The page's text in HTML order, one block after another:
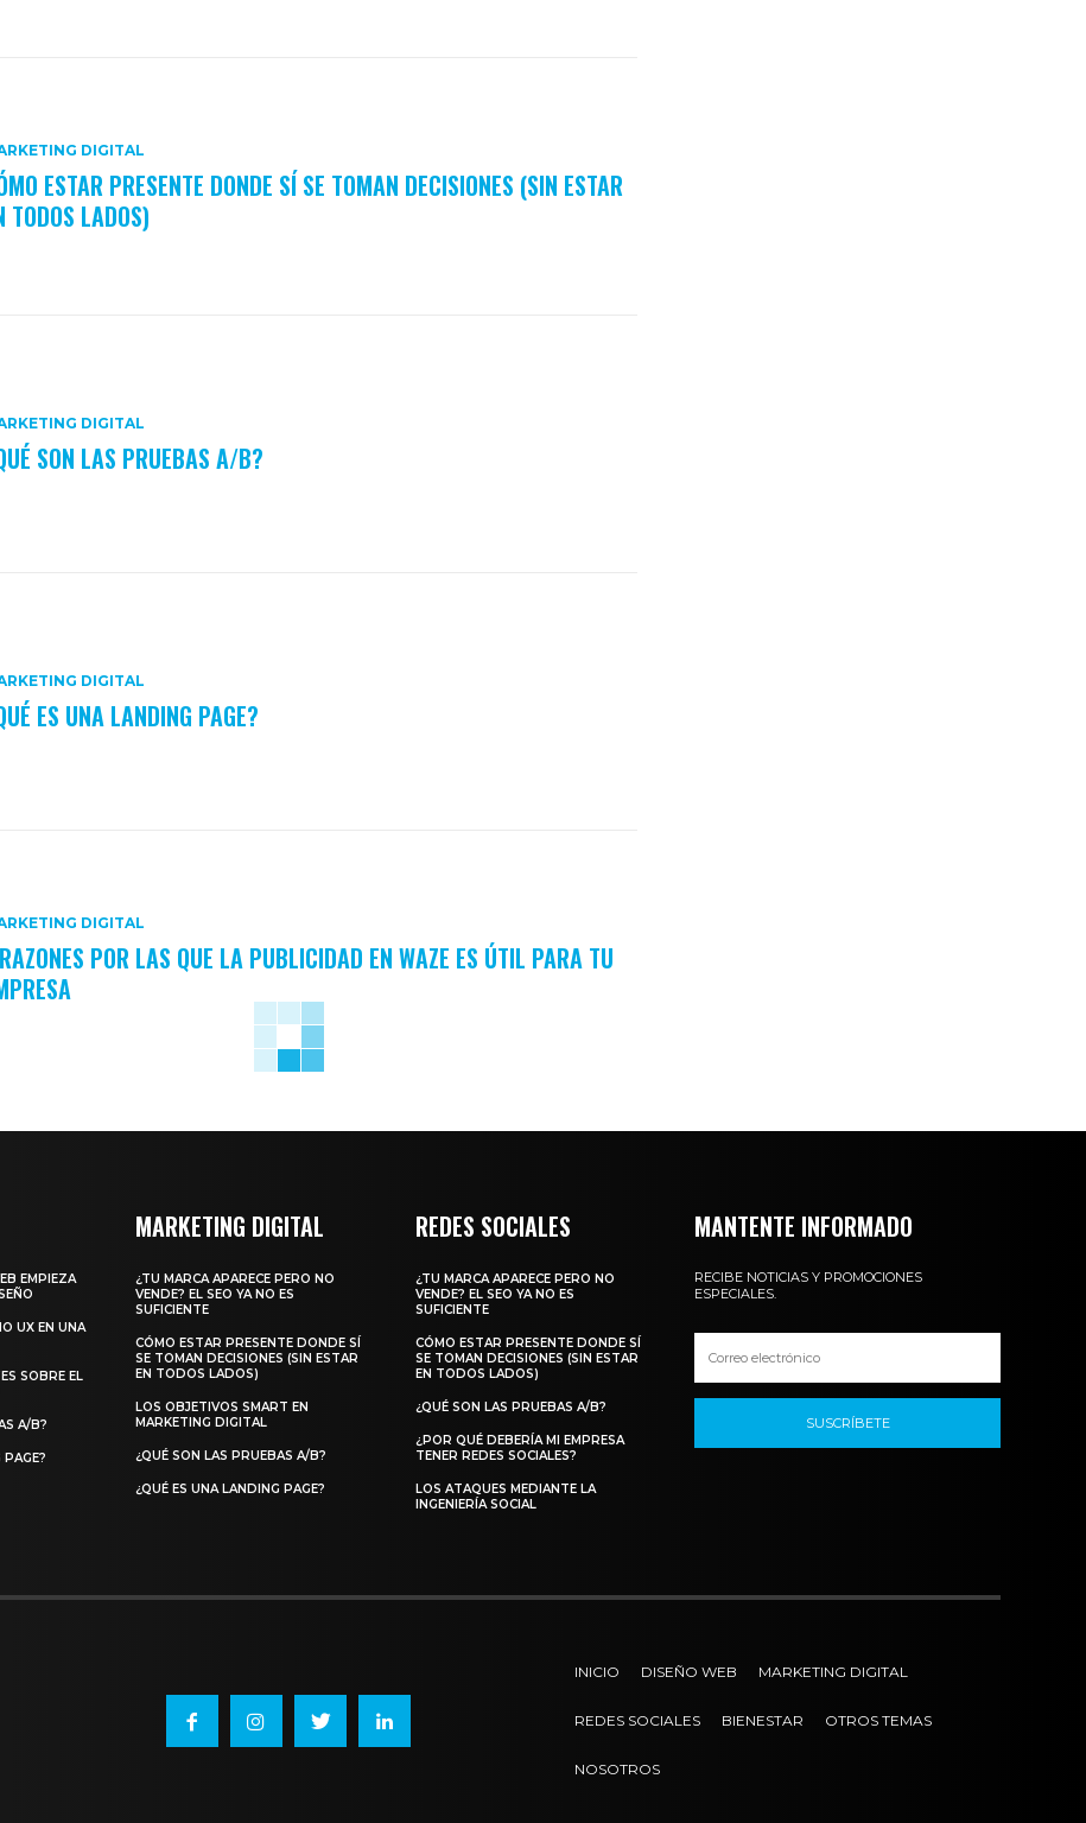
DIGITAL
ESTAR PRESENTE DONDE SÍ SE TOMAN DECISIONES (SIN ESTAR
TODOS LADOS)
DIGITAL
SON LAS PRUEBAS A/B?
DIGITAL
ES UNA LANDING PAGE?
DIGITAL
POR LAS QUE LA PUBLICIDAD EN WAZE ES ÚTIL PARA TU
EMPIEZA
UX EN UNA
SOBRE EL
A/B?
PAGE?
MARKETING DIGITAL
¿TU MARCA APARECE PERO NO
VENDE? EL SEO YA NO ES
SUFICIENTE
CÓMO ESTAR PRESENTE DONDE SÍ
SE TOMAN DECISIONES (SIN ESTAR
EN TODOS LADOS)
LOS OBJETIVOS SMART EN
MARKETING DIGITAL
¿QUÉ SON LAS PRUEBAS A/B?
¿QUÉ ES UNA LANDING PAGE?
REDES SOCIALES
¿TU MARCA APARECE PERO NO
VENDE? EL SEO YA NO ES
SUFICIENTE
CÓMO ESTAR PRESENTE DONDE SÍ
SE TOMAN DECISIONES (SIN ESTAR
EN TODOS LADOS)
¿QUÉ SON LAS PRUEBAS A/B?
¿POR QUÉ DEBERÍA MI EMPRESA
TENER REDES SOCIALES?
LOS ATAQUES MEDIANTE LA
INGENIERÍA SOCIAL
MANTENTE INFORMADO
RECIBE NOTICIAS Y PROMOCIONES
ESPECIALES.
SUSCRÍBETE
INICIO DISEÑO WEB MARKETING DIGITAL
REDES SOCIALES BIENESTAR OTROS TEMAS
NOSOTROS